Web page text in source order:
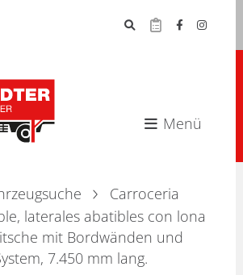
Menü
Carroceria
laterales abatibles con lona
mit Bordwänden und
7.450 mm lang.